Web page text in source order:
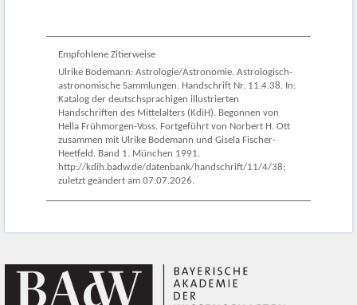
Empfohlene Zitierweise
Ulrike Bodemann: Astrologie/Astronomie. Astrologisch-
astronomische Sammlungen. Handschrift Nr. 11.4.38. In:
Katalog der deutschsprachigen illustrierten
Handschriften des Mittelalters (KdiH). Begonnen von
Hella Frühmorgen-Voss. Fortgeführt von Norbert H. Ott
zusammen mit Ulrike Bodemann und Gisela Fischer-
Heetfeld. Band 1. München 1991.
http://kdih.badw.de/datenbank/handschrift/11/4/38;
zuletzt geändert am 07.07.2026.